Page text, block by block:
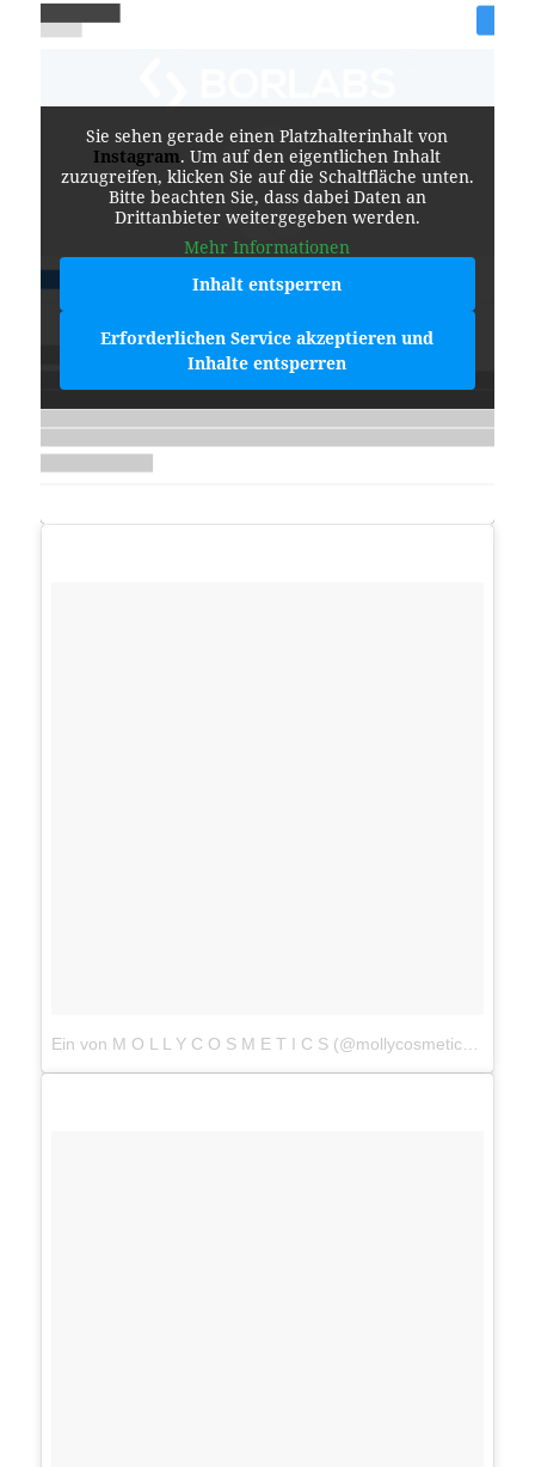
Sie sehen gerade einen Platzhalterinhalt von
Instagram. Um auf den eigentlichen Inhalt
zuzugreifen, klicken Sie auf die Schaltfläche unten.
Bitte beachten Sie, dass dabei Daten an
Drittanbieter weitergegeben werden.
Mehr Informationen
Inhalt entsperren
Erforderlichen Service akzeptieren und
Inhalte entsperren
Ein von M O L L Y C O S M E T I C S (@mollycosmetics) gepostetes Foto